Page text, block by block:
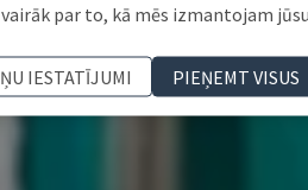
par to, kā mēs izmantojam
IESTATĪJUMI
PIEŅEMT VISUS